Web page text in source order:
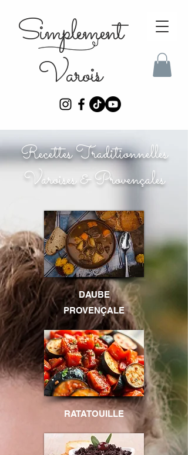
Simplement
Varois
Recettes Traditionnelles
Varoises & Provençales
DAUBE
PROVENÇALE
RATATOUILLE